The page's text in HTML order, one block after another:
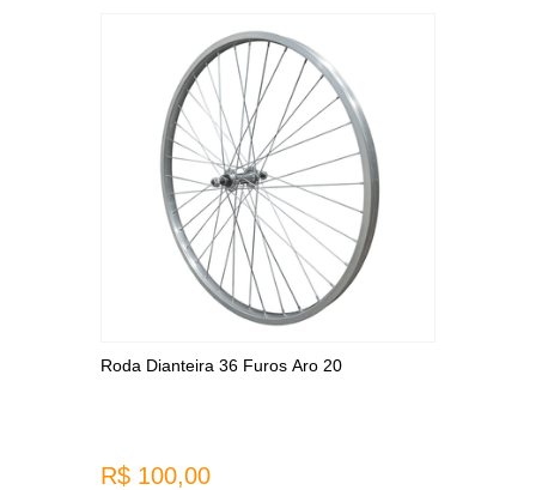
Roda Dianteira 36 Furos Aro 20
R$ 100,00